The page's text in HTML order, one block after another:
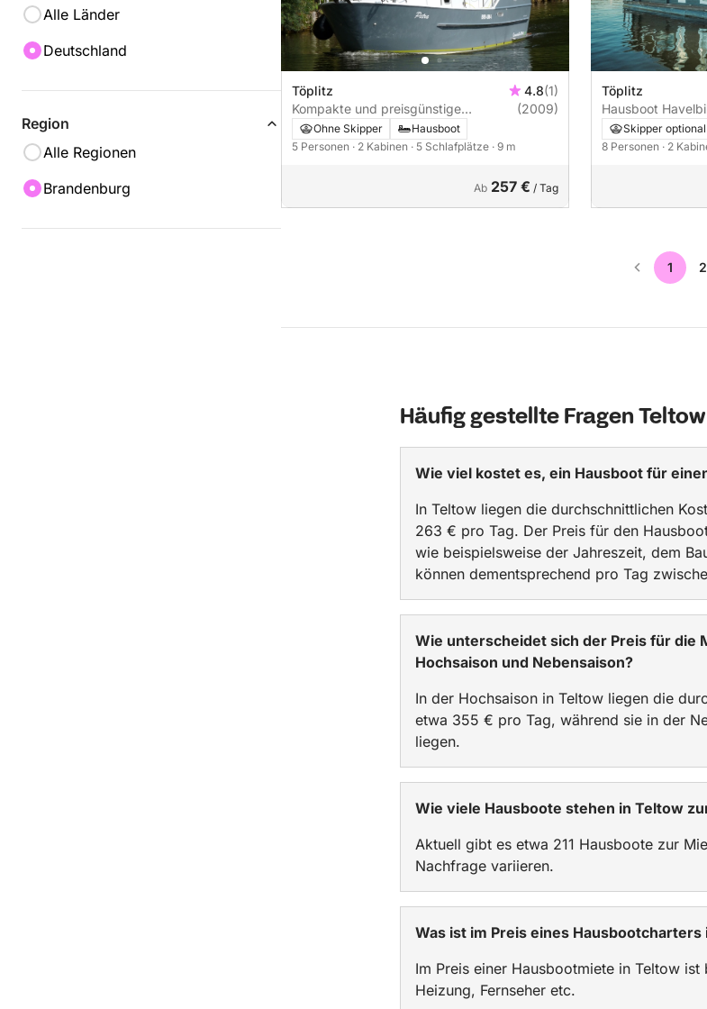
Alle Länder
Deutschland
Region
Alle Regionen
Brandenburg
Töplitz 4.8(1)
Kompakte und preisgünstige
Familienyacht
(2009)
Ohne Skipper
Hausboot
5 Personen · 2 Kabinen · 5 Schlafplätze · 9 m
Ab 257 € / Tag
Töplitz
Hausboot
Skipper optional
8 Personen · 2
1 2
Häufig gestellte Fragen Teltow
Wie viel kostet es, ein Hausboot für
In Teltow liegen die durchschnittlichen
263 € pro Tag. Der Preis für den
wie beispielsweise der Jahreszeit, dem
können dementsprechend pro Tag
Wie unterscheidet sich der Preis für die
Hochsaison und Nebensaison?
In der Hochsaison in Teltow liegen die
etwa 355 € pro Tag, während sie in der
liegen.
Wie viele Hausboote stehen in Teltow
Aktuell gibt es etwa 211 Hausboote zur
Nachfrage variieren.
Was ist im Preis eines
Im Preis einer Hausbootmiete in Teltow
Heizung, Fernseher etc.